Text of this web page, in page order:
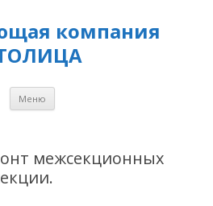
компания
Меню
межсекционных